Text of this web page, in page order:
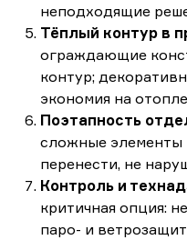
неподходящие
Тёплый контур в
ограждающие
контур;
экономия на
Поэтапность
сложные элементы
перенести, не
Контроль и
критичная опция:
паро- и